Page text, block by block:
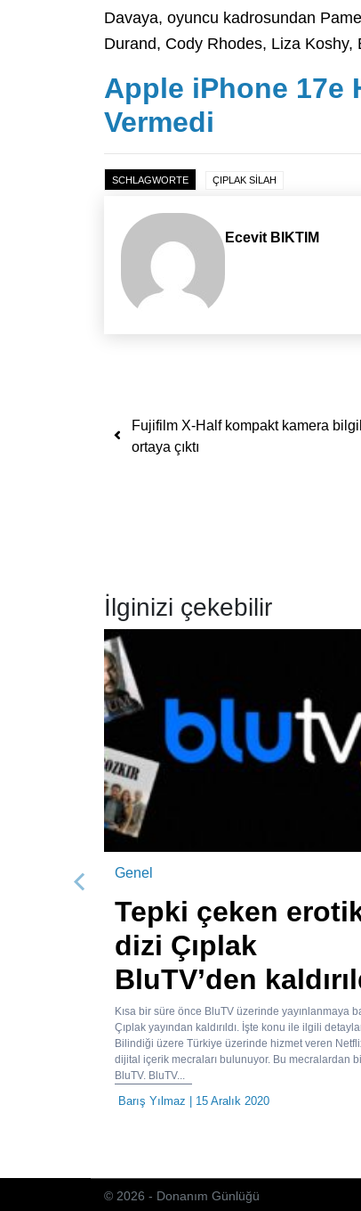
Davaya, oyuncu kadrosundan
Durand, Cody Rhodes, Liza Koshy,
Apple iPhone 17e
Vermedi
SCHLAGWORTE ÇIPLAK SİLAH
Ecevit BIKTIM
Yazı dolaşımı
Fujifilm X-Half kompakt kamera
ortaya çıktı
İlginizi çekebilir
Genel
Tepki çeken
dizi Çıplak
BluTV’den
Kısa bir süre önce BluTV üzerinde yayınlanmaya
Çıplak yayından kaldırıldı. İşte konu ile ilgili
Bilindiği üzere Türkiye üzerinde hizmet veren
dijital içerik mecraları bulunuyor. Bu mecralardan
BluTV. BluTV...
Barış Yılmaz | 15 Aralık 2020
Önceki
© 2026 - Donanım Günlüğü